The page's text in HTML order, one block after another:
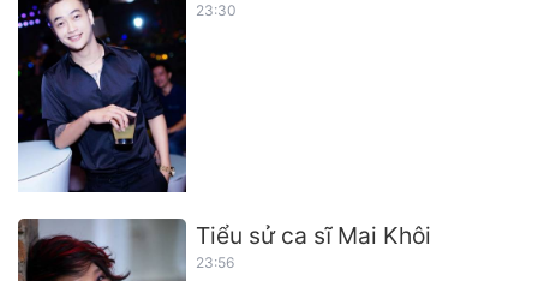
23:30
Tiểu sử ca sĩ Mai Khôi
23:56